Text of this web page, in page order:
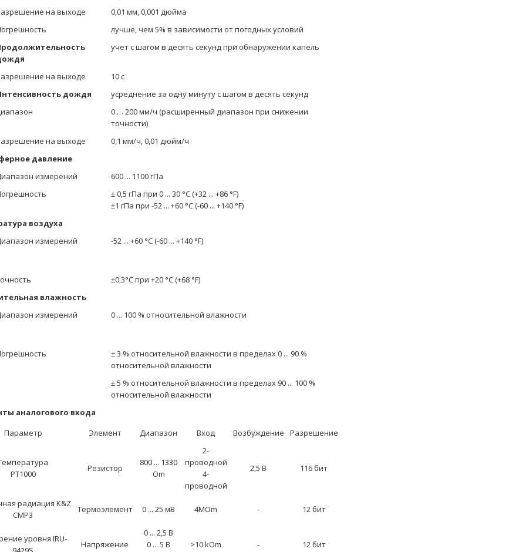
на выходе
0,01 мм, 0,001 дюйма
лучше, чем 5% в зависимости от погодных условий
учет с шагом в десять секунд при обнаружении капель
на выходе
10 с
дождя
усреднение за одну минуту с шагом в десять секунд
0 … 200 мм/ч (расширенный диапазон при снижении
точности)
на выходе
0,1 мм/ч, 0,01 дюйм/ч
давление
измерений
600 ... 1100 гПа
± 0,5 гПа при 0 ... 30 °C (+32 ... +86 °F)
±1 гПа при -52 ... +60 °C (-60 ... +140 °F)
воздуха
измерений
-52 ... +60 °C (-60 ... +140 °F)
±0,3°C при +20 °C (+68 °F)
влажность
измерений
0 ... 100 % относительной влажности
± 3 % относительной влажности в пределах 0 ... 90 %
относительной влажности
± 5 % относительной влажности в пределах 90 ... 100 %
относительной влажности
аналогового входа
Параметр
Элемент Диапазон Вход Возбуждение Разрешение
PT1000
Резистор
800 ... 1330
Om
2-
проводной
4-
проводной
2,5 B 116 бит
радиация K&Z
CMP3
Термоэлемент 0 ... 25 мВ 4MOm - 12 бит
уровня IRU-
Напряжение
0 ... 2,5 В
0 ... 5 В
>10 kOm - 12 бит